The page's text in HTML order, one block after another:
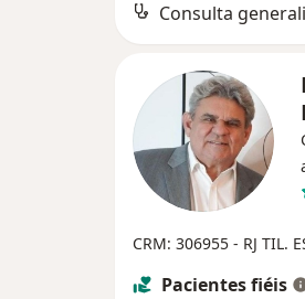
Consulta
CRM: 306955 - RJ TIL.
Pacientes fiéis